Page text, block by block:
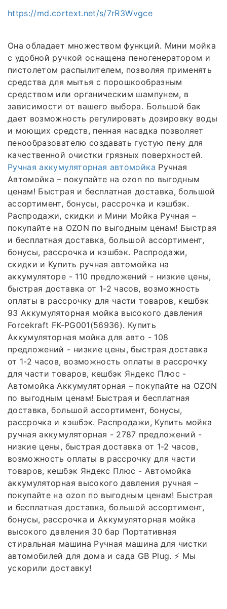
https://md.cortext.net/s/7rR3Wvgce
Она обладает множеством функций. Мини мойка
с удобной ручкой оснащена пеногенератором и
пистолетом распылителем, позволяя применять
средства для мытья с порошкообразным
средством или органическим шампунем, в
зависимости от вашего выбора. Большой бак
дает возможность регулировать дозировку воды
и моющих средств, пенная насадка позволяет
пенообразователю создавать густую пену для
качественной очистки грязных поверхностей.
Ручная аккумуляторная автомойка Ручная
Автомойка – покупайте на ozon по выгодным
ценам! Быстрая и бесплатная доставка, большой
ассортимент, бонусы, рассрочка и кэшбэк.
Распродажи, скидки и Мини Мойка Ручная –
покупайте на OZON по выгодным ценам! Быстрая
и бесплатная доставка, большой ассортимент,
бонусы, рассрочка и кэшбэк. Распродажи,
скидки и Купить ручная автомойка на
аккумуляторе - 110 предложений - низкие цены,
быстрая доставка от 1-2 часов, возможность
оплаты в рассрочку для части товаров, кешбэк
93 Аккумуляторная мойка высокого давления
Forcekraft FK-PG001(56936). Купить
Аккумуляторная мойка для авто - 108
предложений - низкие цены, быстрая доставка
от 1-2 часов, возможность оплаты в рассрочку
для части товаров, кешбэк Яндекс Плюс -
Автомойка Аккумуляторная – покупайте на OZON
по выгодным ценам! Быстрая и бесплатная
доставка, большой ассортимент, бонусы,
рассрочка и кэшбэк. Распродажи, Купить мойка
ручная аккумуляторная - 2787 предложений -
низкие цены, быстрая доставка от 1-2 часов,
возможность оплаты в рассрочку для части
товаров, кешбэк Яндекс Плюс - Автомойка
аккумуляторная высокого давления ручная –
покупайте на ozon по выгодным ценам! Быстрая
и бесплатная доставка, большой ассортимент,
бонусы, рассрочка и Аккумуляторная мойка
высокого давления 30 бар Портативная
стиральная машина Ручная машина для чистки
автомобилей для дома и сада GB Plug. ⚡ Мы
ускорили доставку!